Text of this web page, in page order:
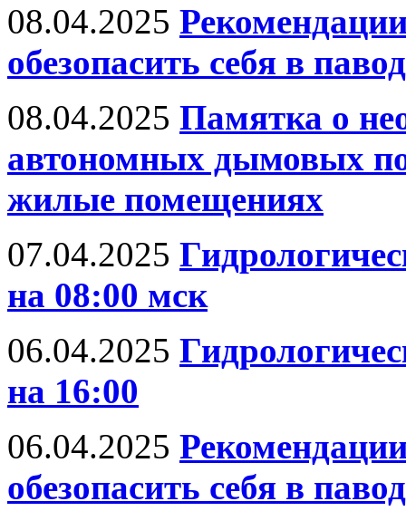
08.04.2025
обезопасить себя в
08.04.2025 Памятка о
автономных дымовых
жилые помещениях
07.04.2025
на 08:00 мск
06.04.2025
на 16:00
06.04.2025
обезопасить себя в